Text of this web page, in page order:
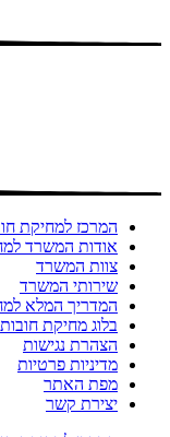
המרכז למחיקת
אודות המשרד
צוות המשרד
שירותי המשרד
המדריך המלא
בלוג מחיקת חובות
הצהרת נגישות
מדיניות פרטיות
מפת האתר
יצירת קשר